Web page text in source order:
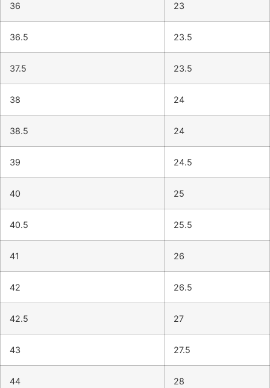
36 23
36.5 23.5
37.5 23.5
38 24
38.5 24
39 24.5
40 25
40.5 25.5
41 26
42 26.5
42.5 27
43 27.5
44 28